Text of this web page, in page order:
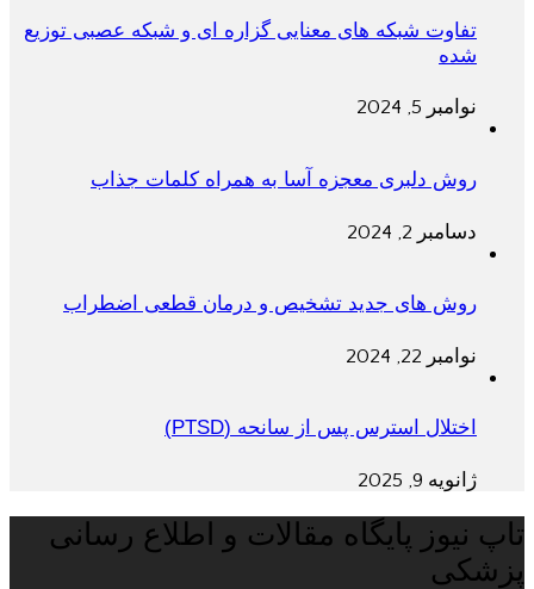
تفاوت شبکه های معنایی گزاره ای و شبکه عصبی توزیع
شده
نوامبر 5, 2024
روش دلبری معجزه آسا به همراه کلمات جذاب
دسامبر 2, 2024
روش های جدید تشخیص و درمان قطعی اضطراب
نوامبر 22, 2024
اختلال استرس پس از سانحه (PTSD)
ژانویه 9, 2025
تاپ نیوز پایگاه مقالات و اطلاع رسانی
پزشکی